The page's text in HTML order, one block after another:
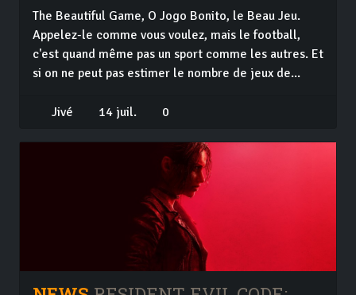
The Beautiful Game, O Jogo Bonito, le Beau Jeu.
Appelez-le comme vous voulez, mais le football,
c'est quand même pas un sport comme les autres. Et
si on ne peut pas estimer le nombre de jeux de...
Jivé 14 juil. 0